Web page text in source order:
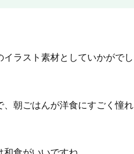
ラスト素材としていかがでし
朝ごはんが洋食にすごく憧れ